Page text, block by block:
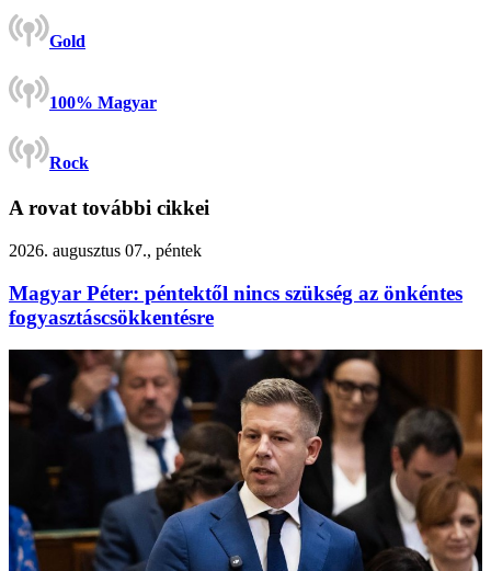
Gold
100% Magyar
Rock
A rovat további cikkei
2026. augusztus 07., péntek
Magyar Péter: péntektől nincs szükség az önkéntes
fogyasztáscsökkentésre